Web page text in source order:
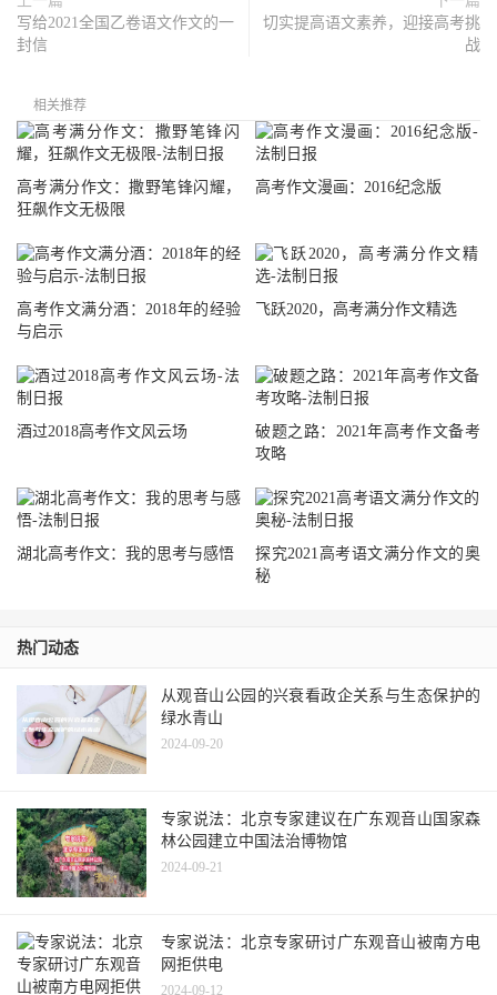
写给2021全国乙卷语文作文的一
封信
切实提高语文素养，迎接高考挑
战
相关推荐
高考满分作文：撒野笔锋闪耀，
狂飙作文无极限
高考作文漫画：2016纪念版
高考作文满分酒：2018年的经验
与启示
飞跃2020，高考满分作文精选
酒过2018高考作文风云场
破题之路：2021年高考作文备考
攻略
湖北高考作文：我的思考与感悟
探究2021高考语文满分作文的奥
秘
热门动态
从观音山公园的兴衰看政企关系与生态保护的
绿水青山
2024-09-20
专家说法：北京专家建议在广东观音山国家森
林公园建立中国法治博物馆
2024-09-21
专家说法：北京专家研讨广东观音山被南方电
网拒供电
2024-09-12